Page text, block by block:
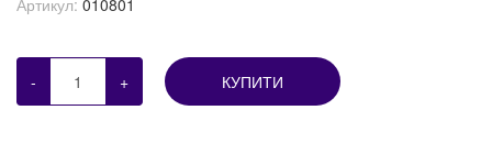
Артикул: 010801
- + КУПИТИ